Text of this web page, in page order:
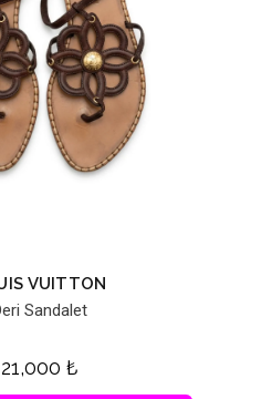
VUITTON
Sandalet
21,000 ₺